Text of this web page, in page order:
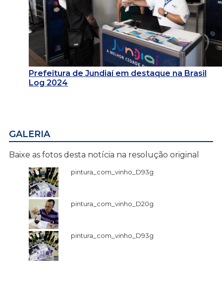
Prefeitura de Jundiaí em destaque na Brasil
Log 2024
GALERIA
Baixe as fotos desta notícia na resolução original
pintura_com_vinho_D93g
pintura_com_vinho_D20g
pintura_com_vinho_D93g